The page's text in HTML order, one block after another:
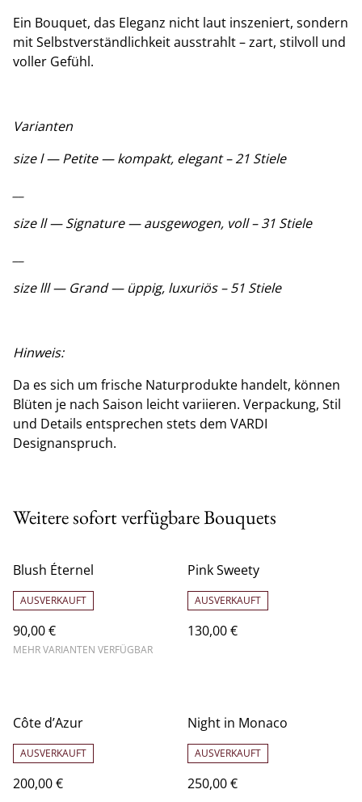
Ein Bouquet, das Eleganz nicht laut inszeniert, sondern
mit Selbstverständlichkeit ausstrahlt – zart, stilvoll und
voller Gefühl.
Varianten
size l — Petite — kompakt, elegant – 21 Stiele
size ll — Signature — ausgewogen, voll – 31 Stiele
size lll — Grand — üppig, luxuriös – 51 Stiele
Hinweis:
Da es sich um frische Naturprodukte handelt, können
Blüten je nach Saison leicht variieren. Verpackung, Stil
und Details entsprechen stets dem VARDI
Designanspruch.
Weitere sofort verfügbare Bouquets
Blush Éternel
AUSVERKAUFT
90,00 €
MEHR VARIANTEN VERFÜGBAR
Pink Sweety
AUSVERKAUFT
130,00 €
Côte d’Azur
AUSVERKAUFT
200,00 €
Night in Monaco
AUSVERKAUFT
250,00 €